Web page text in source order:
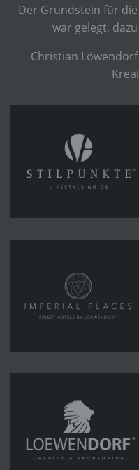
Der Grundstein für die
war gelegt,
Christian